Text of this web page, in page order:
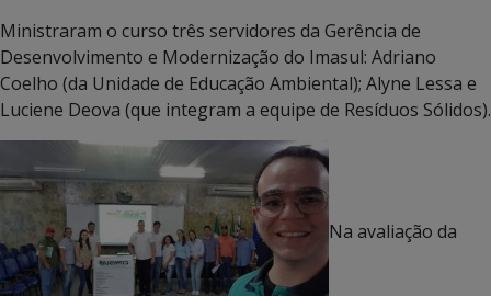
Ministraram o curso três servidores da Gerência de
Desenvolvimento e Modernização do Imasul: Adriano
Coelho (da Unidade de Educação Ambiental); Alyne Lessa e
Luciene Deova (que integram a equipe de Resíduos Sólidos).
Na avaliação da